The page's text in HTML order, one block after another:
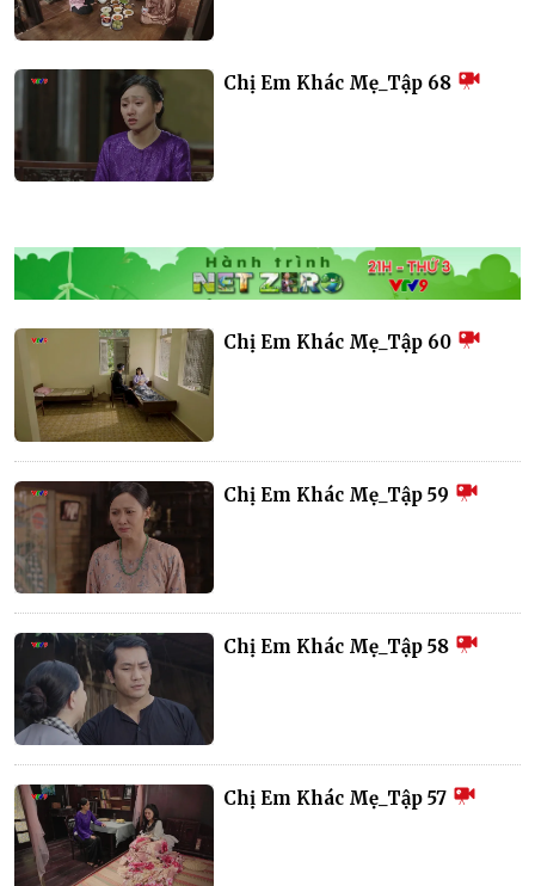
Chị Em Khác Mẹ_Tập 68
Chị Em Khác Mẹ_Tập 60
Chị Em Khác Mẹ_Tập 59
Chị Em Khác Mẹ_Tập 58
Chị Em Khác Mẹ_Tập 57